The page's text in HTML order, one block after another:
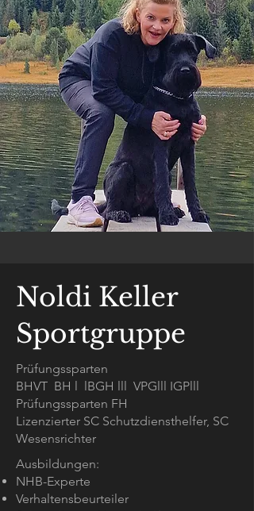
Noldi Keller
Sportgruppe
Prüfungssparten
BHVT BH l lBGH lll VPGlll IGPlll
Prüfungssparten FH
Lizenzierter SC Schutzdiensthelfer, SC
Wesensrichter
Ausbildungen:
NHB-Experte
Verhaltensbeurteiler